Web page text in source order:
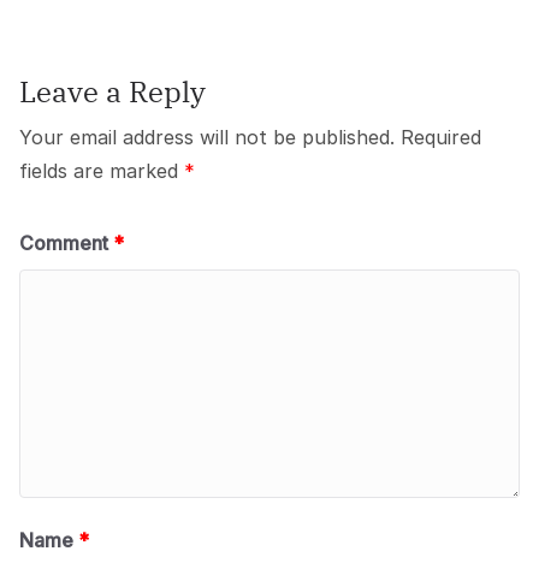
k
Leave a Reply
Your email address will not be published. Required
fields are marked *
Comment *
Name *